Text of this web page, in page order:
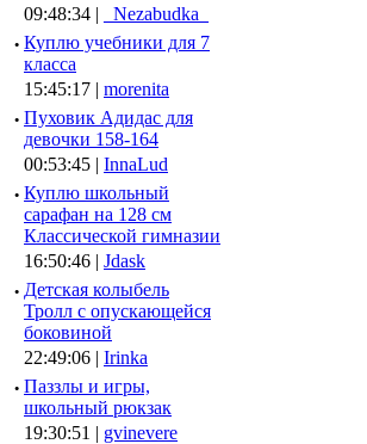
09:48:34 |
_Nezabudka_
· Куплю учебники для 7
класса
15:45:17 | morenita
· Пуховик Адидас для
девочки 158-164
00:53:45 | InnaLud
· Куплю школьный
сарафан на 128 см
Классической гимназии
16:50:46 | Jdask
· Детская колыбель
Тролл с опускающейся
боковиной
22:49:06 | Irinka
· Паззлы и игры,
школьный рюкзак
19:30:51 | gvinevere